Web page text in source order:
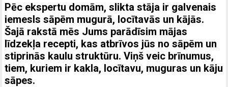
Pēc ekspertu domām, slikta stāja ir galvenais
iemesls sāpēm mugurā, locītavās un kājās.
Šajā rakstā mēs Jums parādīsim mājas
līdzekļa recepti, kas atbrīvos jūs no sāpēm un
stiprinās kaulu struktūru. Viņš veic brīnumus,
tiem, kuriem ir kakla, locītavu, muguras un kāju
sāpes.